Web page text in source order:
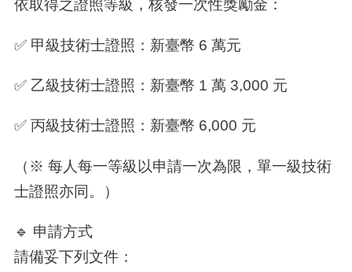
依取得之證照等級，核發一次性獎勵金：
✅ 甲級技術士證照：新臺幣 6 萬元
✅ 乙級技術士證照：新臺幣 1 萬 3,000 元
✅ 丙級技術士證照：新臺幣 6,000 元
（※ 每人每一等級以申請一次為限，單一級技術
士證照亦同。）
🔹 申請方式
請備妥下列文件：